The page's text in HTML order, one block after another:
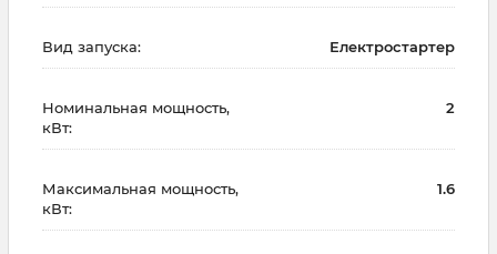
Вид запуска: Електростартер
Номинальная мощность,
кВт:
2
Максимальная мощность,
кВт:
1.6